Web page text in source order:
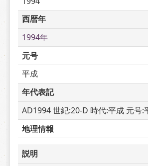
西暦年
1994年
元号
平成
年代表記
AD1994 世紀:20-D 時代:平成 元号:
地理情報
説明